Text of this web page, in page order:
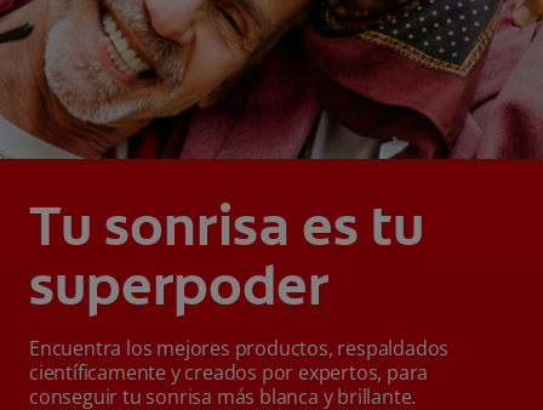
Tu sonrisa es tu
superpoder
Encuentra los mejores productos, respaldados
científicamente y creados por expertos, para
conseguir tu sonrisa más blanca y brillante.